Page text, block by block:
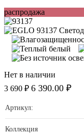
распродажа
Нет в наличии
3 690 ₽ 6 390.00 ₽
Артикул:
Коллекция